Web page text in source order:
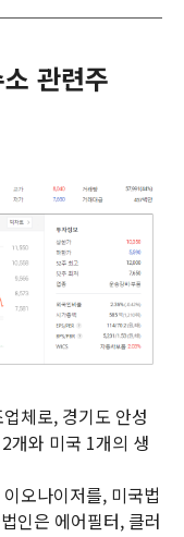
관련주
체로, 경기도 안성
개와 미국 1개의 생
오나이저를, 미국법
인은 에어필터, 클러